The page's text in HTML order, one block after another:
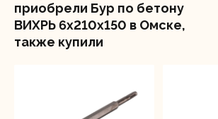
приобрели Бур по бетону
ВИХРЬ 6x210x150 в Омске,
также купили